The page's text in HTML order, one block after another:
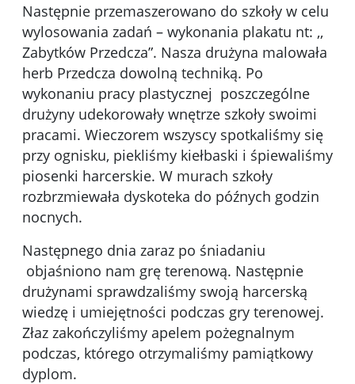
Następnie przemaszerowano do szkoły w celu
wylosowania zadań – wykonania plakatu nt: ,,
Zabytków Przedcza”. Nasza drużyna malowała
herb Przedcza dowolną techniką. Po
wykonaniu pracy plastycznej poszczególne
drużyny udekorowały wnętrze szkoły swoimi
pracami. Wieczorem wszyscy spotkaliśmy się
przy ognisku, piekliśmy kiełbaski i śpiewaliśmy
piosenki harcerskie. W murach szkoły
rozbrzmiewała dyskoteka do późnych godzin
nocnych.
Następnego dnia zaraz po śniadaniu
objaśniono nam grę terenową. Następnie
drużynami sprawdzaliśmy swoją harcerską
wiedzę i umiejętności podczas gry terenowej.
Złaz zakończyliśmy apelem pożegnalnym
podczas, którego otrzymaliśmy pamiątkowy
dyplom.